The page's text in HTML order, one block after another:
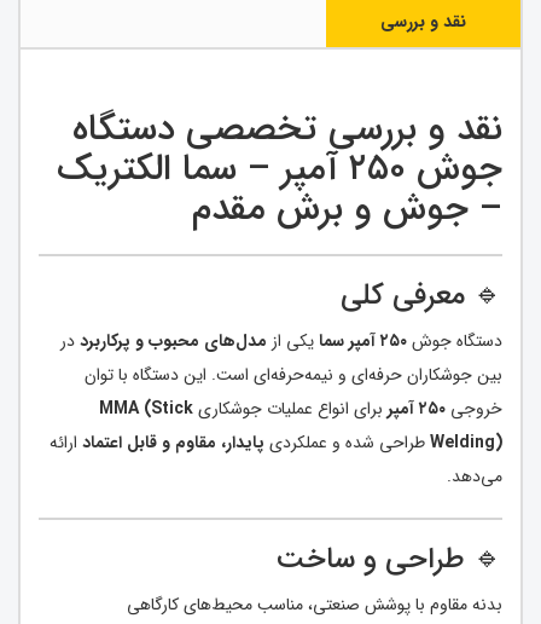
نقد و بررسی
نقد و بررسی تخصصی دستگاه
جوش ۲۵۰ آمپر – سما الکتریک
– جوش و برش مقدم
🔹 معرفی کلی
دستگاه جوش۲۵۰ آمپر سما یکی از مدل‌های محبوب و پرکاربرددر
بین جوشکاران حرفه‌ای و نیمه‌حرفه‌ای است. این دستگاه با توان
خروجی ۲۵۰ آمپر برای انواع عملیات جوشکاریMMA (Stick
Welding)طراحی شده و عملکردی پایدار، مقاوم و قابل اعتماد ارائه
می‌دهد.
🔹 طراحی و ساخت
بدنه مقاوم با پوشش صنعتی، مناسب محیط‌های کارگاهی